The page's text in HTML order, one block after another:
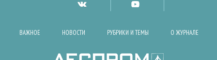
ВАЖНОЕ НОВОСТИ РУБРИКИ И ТЕМЫ О ЖУРНАЛЕ